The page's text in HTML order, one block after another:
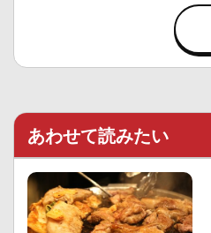
あわせて読みたい